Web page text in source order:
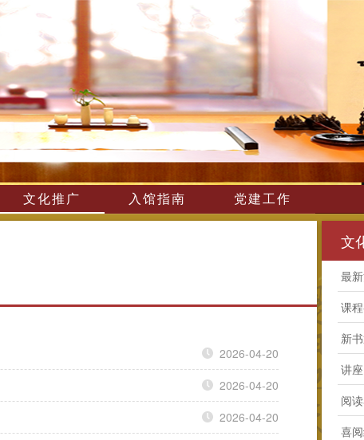
文化推广 入馆指南 党建工作
2026-04-20
2026-04-20
2026-04-20
文
最
课
新
讲
阅
喜